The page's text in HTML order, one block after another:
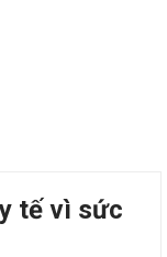
tế vì sức